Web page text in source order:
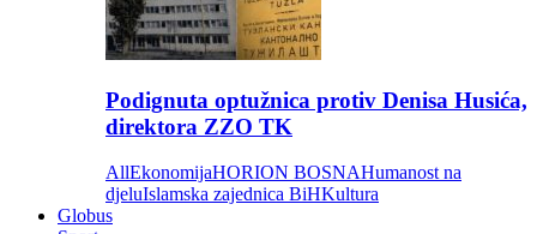
Podignuta optužnica protiv Denisa Husića,
direktora ZZO TK
AllEkonomijaHORION BOSNAHumanost na
djeluIslamska zajednica BiHKultura
Globus